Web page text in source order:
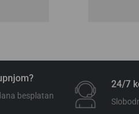
besplatan
24/7